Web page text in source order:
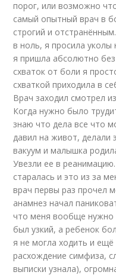
порог, или возможно
самый опытный врач в
строгий и
в ноль, я просила уколы
я пришла абсолютно
схваток от боли я
схваткой приходила в
Врач заходил смотрел
Когда нужно было
знаю что дела все что
давил на живот, делали
вакуум и малышка
Увезли ее в
старалась и это из за
врач первы раз прочел
анамнез начал
что меня вообще нужно
был узкий, а ребенок
я не могла ходить и
расхождение симфиза,
выписки узнала),